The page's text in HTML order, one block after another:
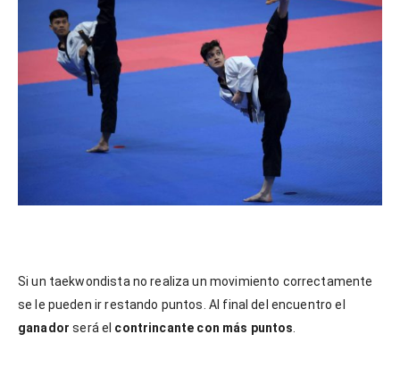
Si un taekwondista no realiza un movimiento correctamente
se le pueden ir restando puntos. Al final del encuentro el
ganador será el contrincante con más puntos